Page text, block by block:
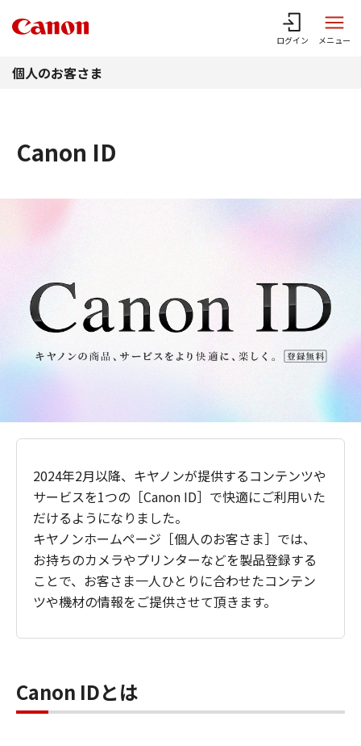
ログイン メニュー
個人のお客さま
Canon ID
2024年2月以降、キヤノンが提供するコンテンツや
サービスを1つの［Canon ID］で快適にご利用いた
だけるようになりました。
キヤノンホームページ［個人のお客さま］では、
お持ちのカメラやプリンターなどを製品登録する
ことで、お客さま一人ひとりに合わせたコンテン
ツや機材の情報をご提供させて頂きます。
Canon IDとは